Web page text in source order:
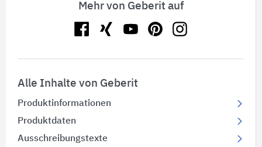
Mehr von Geberit auf
Alle Inhalte von Geberit
Produktinformationen
Produktdaten
Ausschreibungstexte